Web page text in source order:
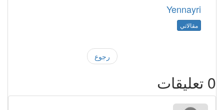
Yennayri
مقالاتي
رجوع
0تعليقات